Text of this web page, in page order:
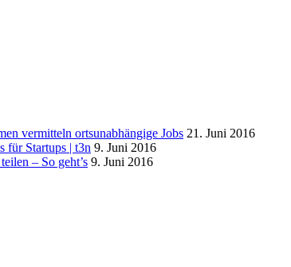
vermitteln ortsunabhängige Jobs 21. Juni 2016
für Startups | t3n 9. Juni 2016
– So geht’s 9. Juni 2016